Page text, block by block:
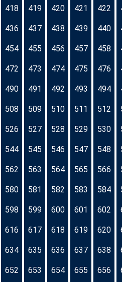
418 419 420 421 422
436 437 438 439 440
454 455 456 457 458
472 473 474 475 476
490 491 492 493 494
508 509 510 511 512
526 527 528 529 530
544 545 546 547 548
562 563 564 565 566
580 581 582 583 584
598 599 600 601 602
616 617 618 619 620
634 635 636 637 638
652 653 654 655 656